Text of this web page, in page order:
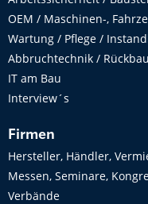
OEM / Maschinen-,
Wartung / Pflege /
Abbruchtechnik /
IT am Bau
Interview´s
Firmen
Hersteller, Händler,
Messen, Seminare,
Verbände